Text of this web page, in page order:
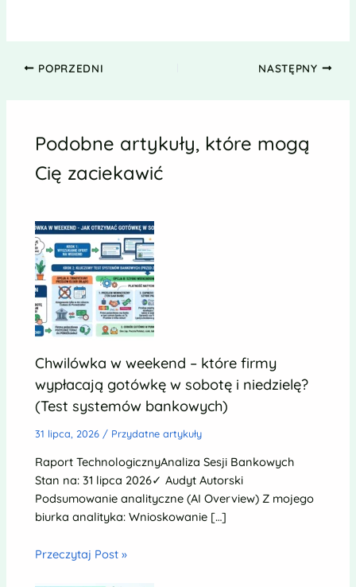
POPRZEDNI NASTĘPNY
Podobne artykuły, które mogą
Cię zaciekawić
Chwilówka w weekend – które firmy
wypłacają gotówkę w sobotę i niedzielę?
(Test systemów bankowych)
31 lipca, 2026 / Przydatne artykuły
Raport TechnologicznyAnaliza Sesji Bankowych
Stan na: 31 lipca 2026✓ Audyt Autorski
Podsumowanie analityczne (AI Overview) Z mojego
biurka analityka: Wnioskowanie […]
Przeczytaj Post »